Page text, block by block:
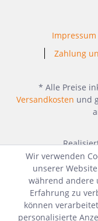
Impressum
Zahlung
* Alle Preise
Versandkosten und
Wir verwenden
unserer
während andere
Erfahrung zu
können
personalisierte